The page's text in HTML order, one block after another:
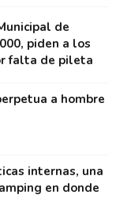
de
piden a los
falta de pileta
a hombre
internas, una
en donde